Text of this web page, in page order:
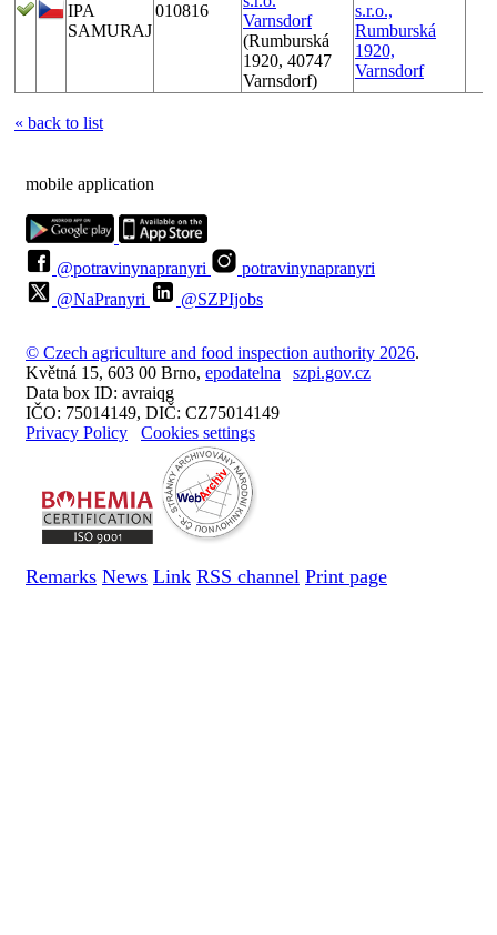
IPA
SAMURAJ
010816
Varnsdorf
(Rumburská
1920, 40747
Varnsdorf)
s.r.o.,
Rumburská
1920,
Varnsdorf
« back to list
mobile application
@potravinynapranyri
potravinynapranyri
@NaPranyri
@SZPIjobs
© Czech agriculture and food inspection authority 2026.
Květná 15, 603 00 Brno, epodatelna
szpi.gov.cz
Data box ID: avraiqg
IČO: 75014149, DIČ: CZ75014149
Privacy Policy
Cookies settings
Remarks News Link RSS channel Print page